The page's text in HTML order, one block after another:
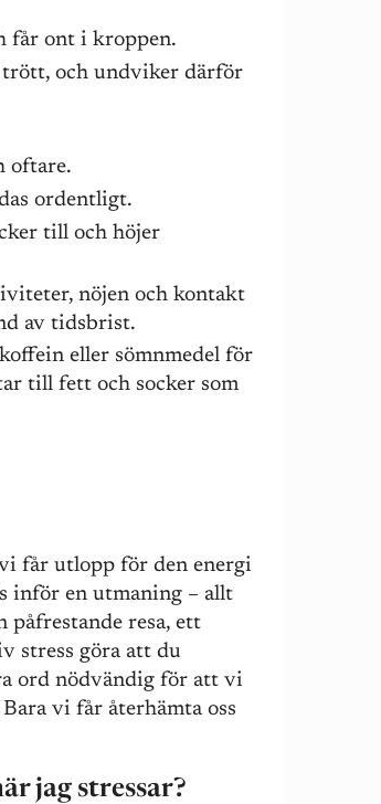
får ont i kroppen.
och undviker därför
oftare.
ordentligt.
till och höjer
nöjen och kontakt
av tidsbrist.
eller sömnmedel för
till fett och socker som
får utlopp för den energi
inför en utmaning – allt
påfrestande resa, ett
stress göra att du
ord nödvändig för att vi
vi får återhämta oss
jag stressar?